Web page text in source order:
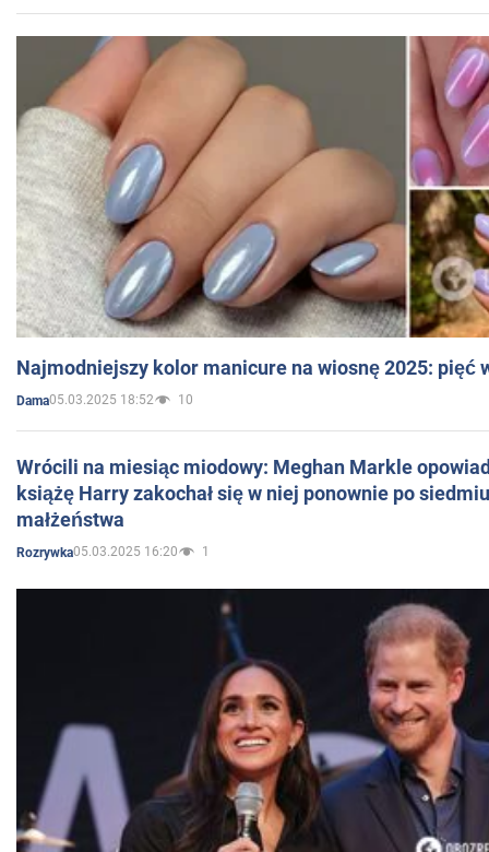
Najmodniejszy kolor manicure na wiosnę 2025: pięć
Dama05.03.2025 18:52 10
Wrócili na miesiąc miodowy: Meghan Markle
książę Harry zakochał się w niej ponownie po
małżeństwa
Rozrywka05.03.2025 16:20 1